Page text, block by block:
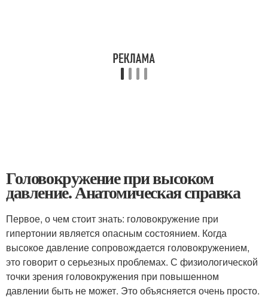
Головокружение при высоком
давление. Анатомическая справка
Первое, о чем стоит знать: головокружение при
гипертонии является опасным состоянием. Когда
высокое давление сопровождается головокружением,
это говорит о серьезных проблемах. С физиологической
точки зрения головокружения при повышенном
давлении быть не может. Это объясняется очень просто.